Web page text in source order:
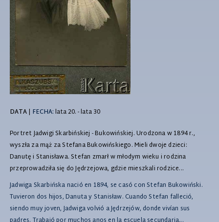
DATA| FECHA:lata 20. - lata 30
Portret Jadwigi Skarbińskiej - Bukowińskiej. Urodzona w 1894 r.,
wyszła za mąż za Stefana Bukowińskiego. Mieli dwoje dzieci:
Danutę i Stanisława. Stefan zmarł w młodym wieku i rodzina
przeprowadziła się do Jędrzejowa, gdzie mieszkali rodzice...
Jadwiga Skarbińska nació en 1894, se casó con Stefan Bukowiński.
Tuvieron dos hijos, Danuta y Stanisław. Cuando Stefan falleció,
siendo muy joven, Jadwiga volvió a Jędrzejów, donde vivían sus